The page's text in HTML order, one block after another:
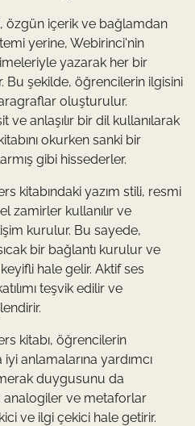
özgün içerik ve bağlamdan
yerine, Webirinci'nin
yazarak her bir
Bu şekilde, öğrencilerin ilgisini
oluşturulur.
ve anlaşılır bir dil kullanılarak
okurken sanki bir
gibi hissederler.
kitabındaki yazım stili, resmi
zamirler kullanılır ve
kurulur. Bu sayede,
bir bağlantı kurulur ve
hale gelir. Aktif ses
teşvik edilir ve
kitabı, öğrencilerin
anlamalarına yardımcı
merak duygusunu da
analogiler ve metaforlar
ve ilgi çekici hale getirir.